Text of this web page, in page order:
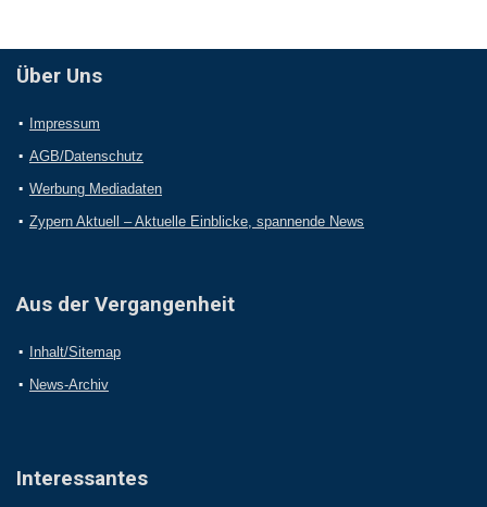
Über Uns
Impressum
AGB/Datenschutz
Werbung Mediadaten
Zypern Aktuell – Aktuelle Einblicke, spannende News
Aus der Vergangenheit
Inhalt/Sitemap
News-Archiv
Interessantes